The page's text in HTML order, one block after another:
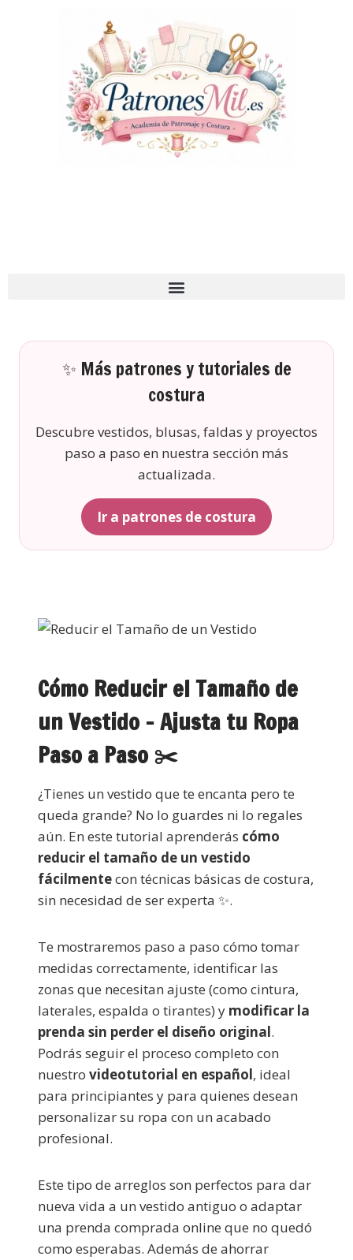
✨ Más patrones y tutoriales de
costura
Descubre vestidos, blusas, faldas y proyectos
paso a paso en nuestra sección más
actualizada.
Ir a patrones de costura
Cómo Reducir el Tamaño de
un Vestido – Ajusta tu Ropa
Paso a Paso ✂️
¿Tienes un vestido que te encanta pero te
queda grande? No lo guardes ni lo regales
aún. En este tutorial aprenderás cómo
reducir el tamaño de un vestido
fácilmentecon técnicas básicas de costura,
sin necesidad de ser experta ✨.
Te mostraremos paso a paso cómo tomar
medidas correctamente, identificar las
zonas que necesitan ajuste (como cintura,
laterales, espalda o tirantes) y modificar la
prenda sin perder el diseño original.
Podrás seguir el proceso completo con
nuestro videotutorial en español, ideal
para principiantes y para quienes desean
personalizar su ropa con un acabado
profesional.
Este tipo de arreglos son perfectos para dar
nueva vida a un vestido antiguo o adaptar
una prenda comprada online que no quedó
como esperabas. Además de ahorrar